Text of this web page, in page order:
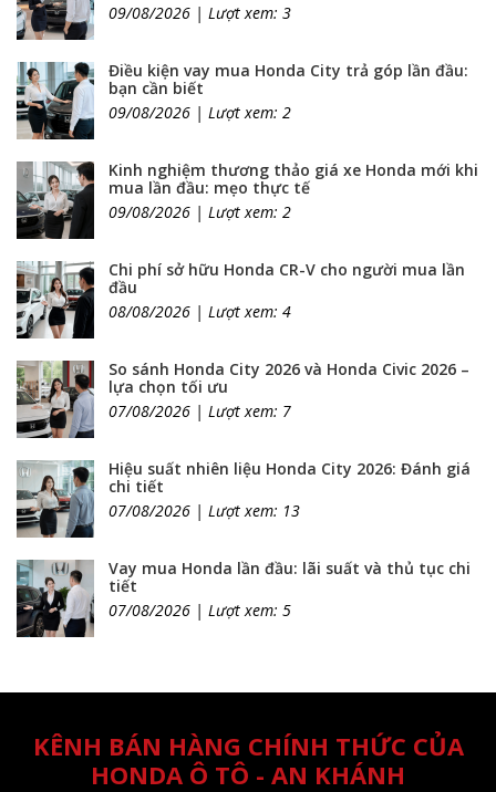
09/08/2026 | Lượt xem: 3
Điều kiện vay mua Honda City trả góp lần đầu:
bạn cần biết
09/08/2026 | Lượt xem: 2
Kinh nghiệm thương thảo giá xe Honda mới khi
mua lần đầu: mẹo thực tế
09/08/2026 | Lượt xem: 2
Chi phí sở hữu Honda CR-V cho người mua lần
đầu
08/08/2026 | Lượt xem: 4
So sánh Honda City 2026 và Honda Civic 2026 –
lựa chọn tối ưu
07/08/2026 | Lượt xem: 7
Hiệu suất nhiên liệu Honda City 2026: Đánh giá
chi tiết
07/08/2026 | Lượt xem: 13
Vay mua Honda lần đầu: lãi suất và thủ tục chi
tiết
07/08/2026 | Lượt xem: 5
KÊNH BÁN HÀNG CHÍNH THỨC CỦA
HONDA Ô TÔ - AN KHÁNH